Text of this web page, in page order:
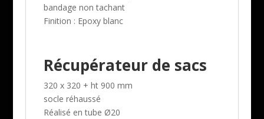
bandage non tachant
Finition : Epoxy blanc
Récupérateur de sacs
320 x 320 + ht 900 mm
socle réhaussé
Réalisé en tube Ø20